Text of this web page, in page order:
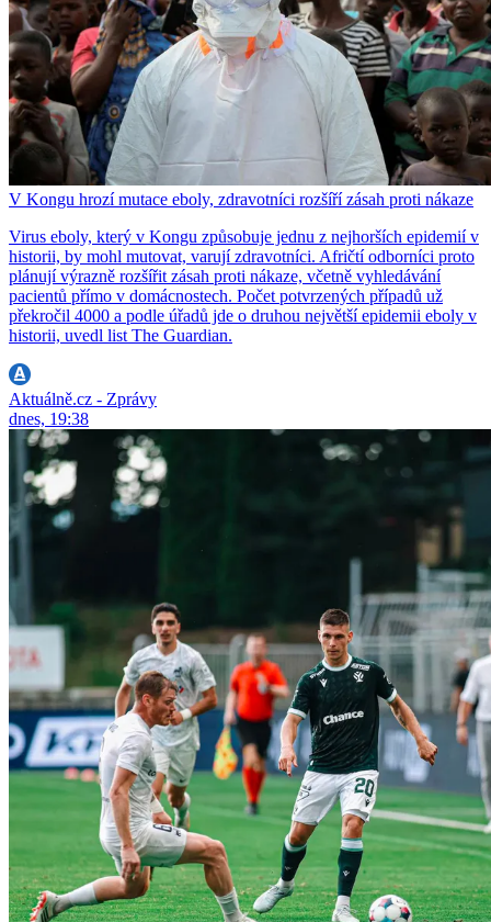
V Kongu hrozí mutace eboly, zdravotníci rozšíří zásah proti nákaze
Virus eboly, který v Kongu způsobuje jednu z nejhorších epidemií v
historii, by mohl mutovat, varují zdravotníci. Afričtí odborníci proto
plánují výrazně rozšířit zásah proti nákaze, včetně vyhledávání
pacientů přímo v domácnostech. Počet potvrzených případů už
překročil 4000 a podle úřadů jde o druhou největší epidemii eboly v
historii, uvedl list The Guardian.
Aktuálně.cz - Zprávy
dnes, 19:38